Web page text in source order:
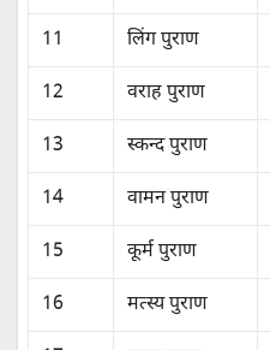
11 लिंग पुराण
12 वराह पुराण
13 स्कन्द पुराण
14 वामन पुराण
15 कूर्म पुराण
16 मत्स्य पुराण